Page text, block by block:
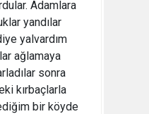
Adamlara
yandılar
yalvardım
ağlamaya
sonra
kırbaçlarla
bir köyde